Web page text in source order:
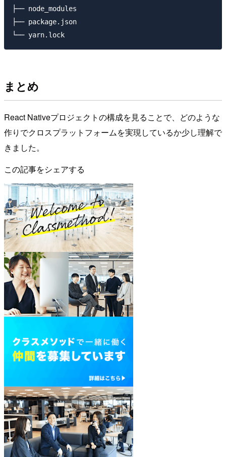
├── node_modules
├── package.json
まとめ
React Nativeプロジェクトの構成を見ることで、どのような
作りでクロスプラットフォームを実現しているか少し理解で
きました。
この記事をシェアする